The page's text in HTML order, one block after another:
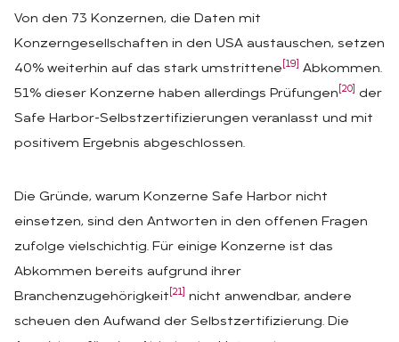
Von den 73 Konzernen, die Daten mit
Konzerngesellschaften in den USA austauschen, setzen
40% weiterhin auf das stark umstrittene [19]
Abkommen.
51% dieser Konzerne haben allerdings Prüfungen [20]
der
Safe Harbor-Selbstzertifizierungen veranlasst und mit
positivem Ergebnis abgeschlossen.
Die Gründe, warum Konzerne Safe Harbor nicht
einsetzen, sind den Antworten in den offenen Fragen
zufolge vielschichtig. Für einige Konzerne ist das
Abkommen bereits aufgrund ihrer
Branchenzugehörigkeit [21]
nicht anwendbar, andere
scheuen den Aufwand der Selbstzertifizierung. Die